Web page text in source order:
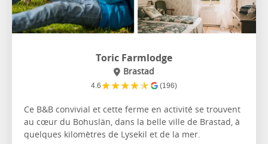
Toric Farmlodge
Brastad
4.6★★★★★ (196)
Ce B&B convivial et cette ferme en activité se trouvent
au cœur du Bohuslän, dans la belle ville de Brastad, à
quelques kilomètres de Lysekil et de la mer.